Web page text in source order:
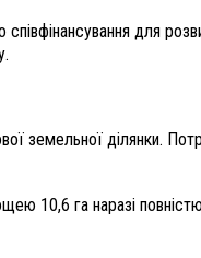
для
земельної ділянки.
10,6 га наразі